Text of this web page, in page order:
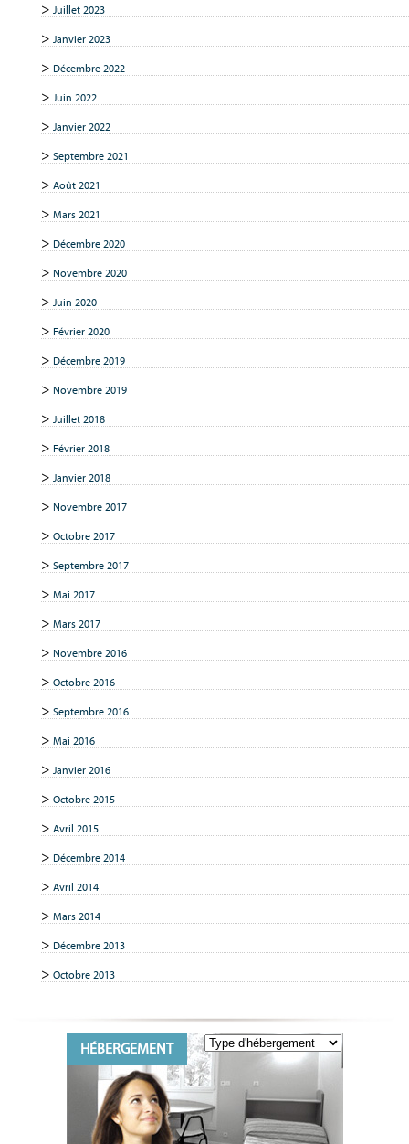
Juillet 2023
Janvier 2023
Décembre 2022
Juin 2022
Janvier 2022
Septembre 2021
Août 2021
Mars 2021
Décembre 2020
Novembre 2020
Juin 2020
Février 2020
Décembre 2019
Novembre 2019
Juillet 2018
Février 2018
Janvier 2018
Novembre 2017
Octobre 2017
Septembre 2017
Mai 2017
Mars 2017
Novembre 2016
Octobre 2016
Septembre 2016
Mai 2016
Janvier 2016
Octobre 2015
Avril 2015
Décembre 2014
Avril 2014
Mars 2014
Décembre 2013
Octobre 2013
HÉBERGEMENT